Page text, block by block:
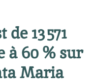
13 571
à 60 % sur
Maria